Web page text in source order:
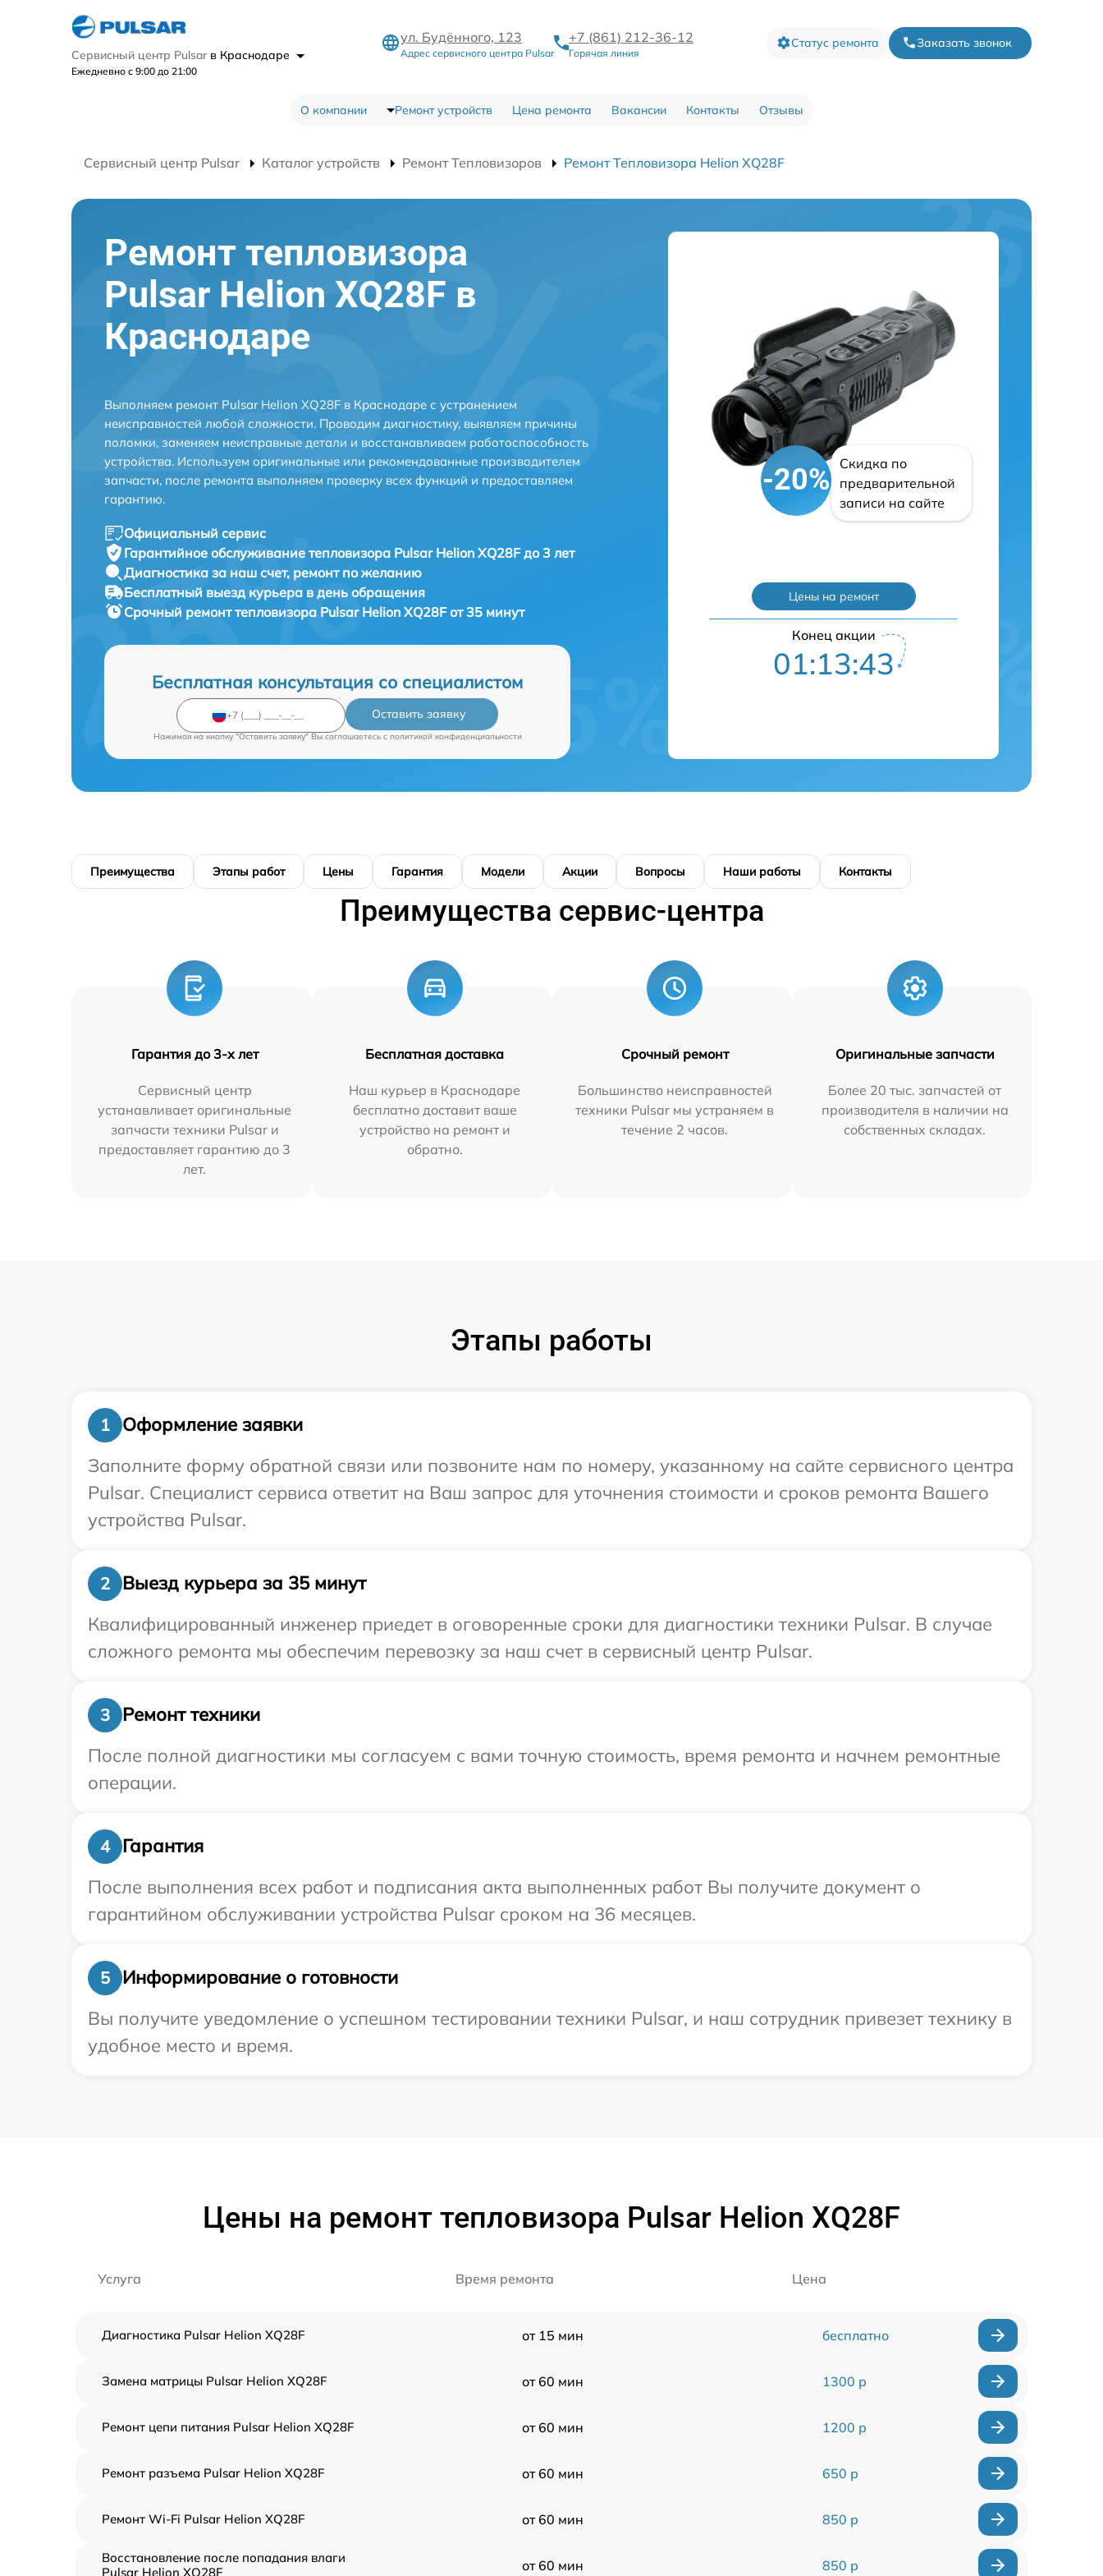
Сервисный центр Pulsar в Краснодаре
Ежедневно с 9:00 до 21:00
ул. Будённого, 123
Адрес сервисного центра Pulsar
+7 (861) 212-36-12
Горячая линия
Статус ремонта Заказать звонок
О компании Ремонт устройств Цена ремонта Вакансии Контакты Отзывы
Сервисный центр Pulsar Каталог устройств Ремонт Тепловизоров Ремонт Тепловизора Helion XQ28F
Ремонт тепловизора
Pulsar Helion XQ28F в
Краснодаре
Выполняем ремонт Pulsar Helion XQ28F в Краснодаре с устранением
неисправностей любой сложности. Проводим диагностику, выявляем причины
поломки, заменяем неисправные детали и восстанавливаем работоспособность
устройства. Используем оригинальные или рекомендованные производителем
запчасти, после ремонта выполняем проверку всех функций и предоставляем
гарантию.
Официальный сервис
Гарантийное обслуживание тепловизора Pulsar Helion XQ28F до 3 лет
Диагностика за наш счет, ремонт по желанию
Бесплатный выезд курьера в день обращения
Срочный ремонттепловизора Pulsar Helion XQ28F от 35 минут
Бесплатная консультация со специалистом
Оставить заявку
Нажимая на кнопку "Оставить заявку" Вы соглашаетесь c политикой конфиденциальности
-20%
Скидка по
предварительной
записи на сайте
Цены на ремонт
Конец акции
01:13:42
Преимущества Этапы работ Цены Гарантия Модели Акции Вопросы Наши работы Контакты
Преимущества сервис-центра
Гарантия до 3-х лет
Сервисный центр
устанавливает оригинальные
запчасти техники Pulsar и
предоставляет гарантию до 3
лет.
Бесплатная доставка
Наш курьер в Краснодаре
бесплатно доставит ваше
устройство на ремонт и
обратно.
Срочный ремонт
Большинство неисправностей
техники Pulsar мы устраняем в
течение 2 часов.
Оригинальные запчасти
Более 20 тыс. запчастей от
производителя в наличии на
собственных складах.
Этапы работы
1
Оформление заявки
Заполните форму обратной связи или позвоните нам по номеру, указанному на сайте сервисного центра
Pulsar. Специалист сервиса ответит на Ваш запрос для уточнения стоимости и сроков ремонта Вашего
устройства Pulsar.
2
Выезд курьера за 35 минут
Квалифицированный инженер приедет в оговоренные сроки для диагностики техники Pulsar. В случае
сложного ремонта мы обеспечим перевозку за наш счет в сервисный центр Pulsar.
3
Ремонт техники
После полной диагностики мы согласуем с вами точную стоимость, время ремонта и начнем ремонтные
операции.
4
Гарантия
После выполнения всех работ и подписания акта выполненных работ Вы получите документ о
гарантийном обслуживании устройства Pulsar сроком на 36 месяцев.
5
Информирование о готовности
Вы получите уведомление о успешном тестировании техники Pulsar, и наш сотрудник привезет технику в
удобное место и время.
Цены на ремонт тепловизора Pulsar Helion XQ28F
Услуга Время ремонта Цена
Диагностика Pulsar Helion XQ28F от 15 мин бесплатно
Замена матрицы Pulsar Helion XQ28F от 60 мин 1300 р
Ремонт цепи питания Pulsar Helion XQ28F от 60 мин 1200 р
Ремонт разъема Pulsar Helion XQ28F от 60 мин 650 р
Ремонт Wi-Fi Pulsar Helion XQ28F от 60 мин 850 р
Восстановление после попадания влаги
Pulsar Helion XQ28F
от 60 мин 850 р